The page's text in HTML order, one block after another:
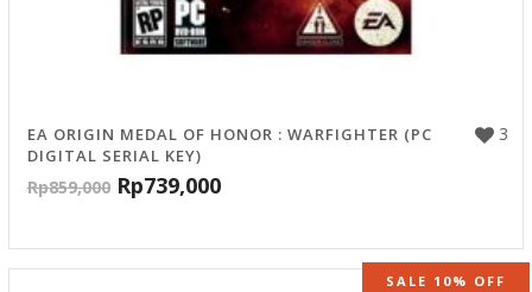
3
EA ORIGIN MEDAL OF HONOR : WARFIGHTER (PC
DIGITAL SERIAL KEY)
Rp859,000 Rp739,000
SALE 10% OFF